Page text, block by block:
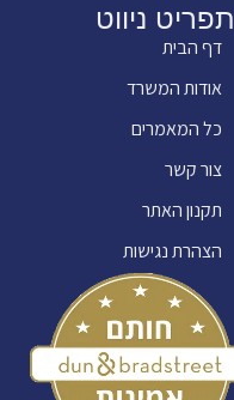
תפריט ניווט
דף הבית
אודות המשרד
כל המאמרים
צור קשר
תקנון האתר
הצהרת נגישות